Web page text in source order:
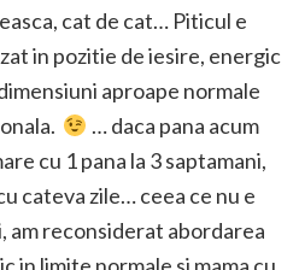
cat de cat… Piticul e
in pozitie de iesire, energic
aproape normale
… daca pana acum
cu 1 pana la 3 saptamani,
cateva zile… ceea ce nu e
am reconsiderat abordarea